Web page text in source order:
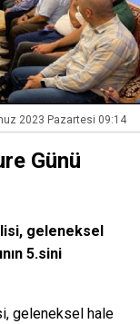
2023 Pazartesi 09:14
Günü
geleneksel
5.sini
geleneksel hale